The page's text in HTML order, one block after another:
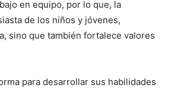
en equipo, por lo que, la
de los niños y jóvenes,
sino que también fortalece valores
para desarrollar sus habilidades